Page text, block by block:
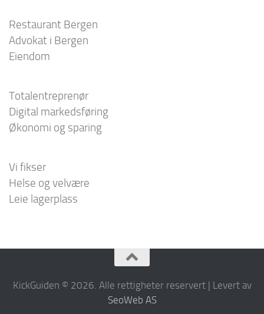
Restaurant Bergen
Advokat i Bergen
Eiendom
Totalentreprenør
Digital markedsføring
Økonomi og sparing
Vi fikser
Helse og velvære
Leie lagerplass
KickGuiden © 2026. Alle rettigheter reservert | Levert av
SeoWeb AS